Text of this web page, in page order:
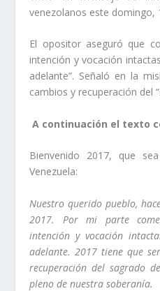
venezolanos este domingo,
El opositor aseguró que
intención y vocación
adelante”. Señaló en la
cambios y recuperación del
A continuación el texto
Bienvenido 2017, que
Venezuela:
Nuestro querido pueblo,
2017. Por mi parte
intención y vocación
adelante. 2017 tiene que
recuperación del sagrado
pleno de nuestra soberanía.